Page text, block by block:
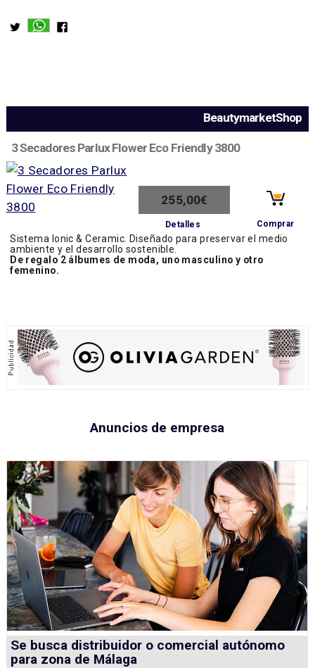
BeautymarketShop
3 Secadores Parlux Flower Eco Friendly 3800
255,00€
Detalles Comprar
Sistema Ionic & Ceramic. Diseñado para preservar el medio
ambiente y el desarrollo sostenible.
De regalo 2 álbumes de moda, uno masculino y otro
femenino.
Anuncios de empresa
Se busca distribuidor o comercial autónomo
para zona de Málaga